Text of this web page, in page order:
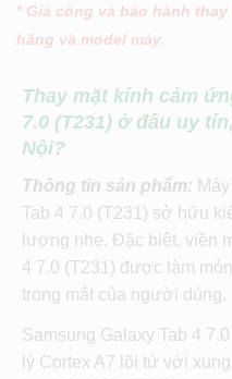
* Giá công và bảo hành
hãng và model máy.
Thay mặt kính cảm
7.0 (T231) ở đâu uy
Nội?
Thông tin sản phẩm:
Tab 4 7.0 (T231) sở hữu
lượng nhẹ. Đặc biệt, viền
4 7.0 (T231) được làm
trong mắt của người dùng.
Samsung Galaxy Tab 4
lý Cortex A7 lõi tứ với